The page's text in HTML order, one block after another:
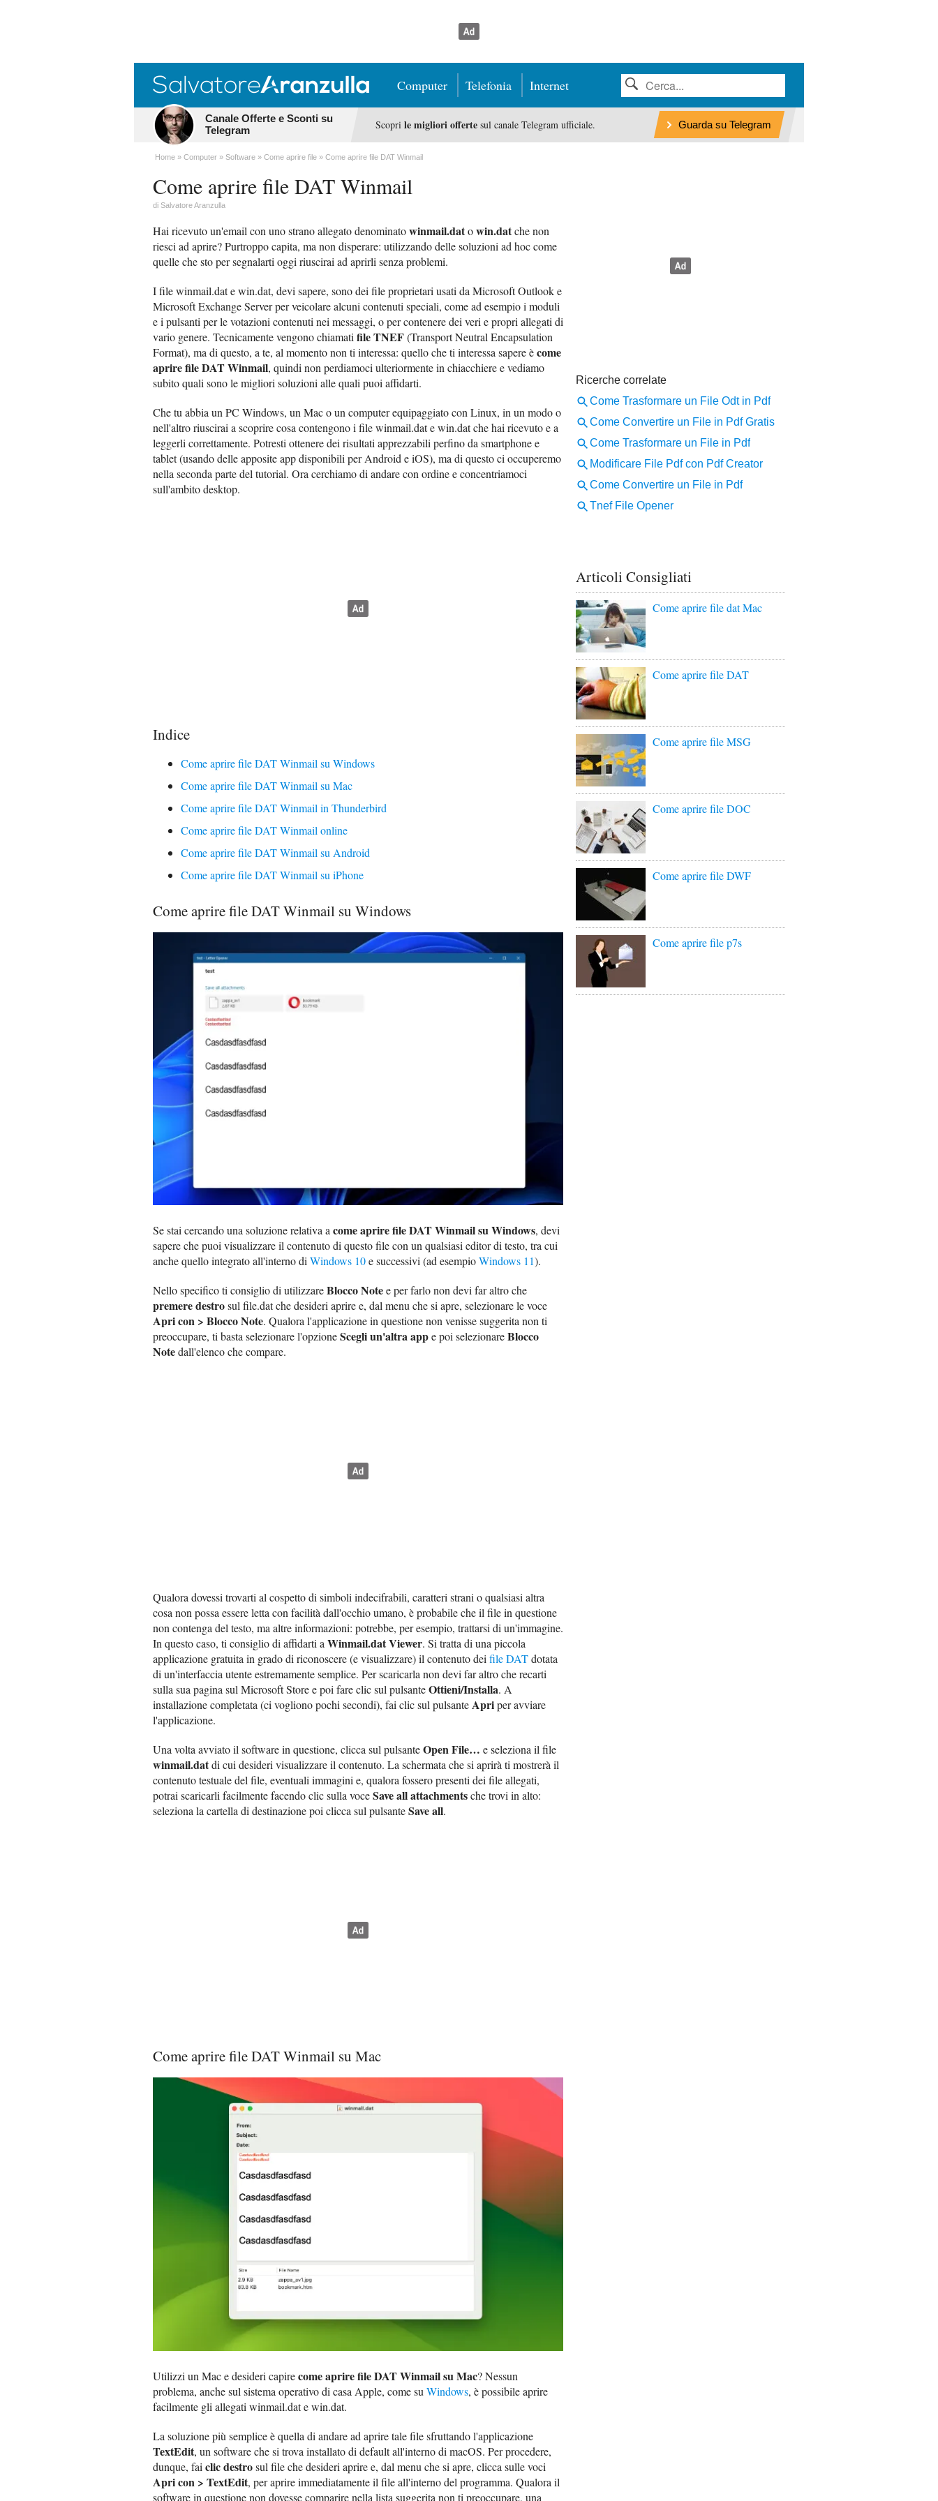
Computer Telefonia Internet
Canale Offerte e Sconti su
Telegram
Scopri le migliori offertesul canale Telegram ufficiale. Guarda su Telegram
Home Computer Software Come aprire file Come aprire file DAT Winmail
Come aprire file DAT Winmail
di Salvatore Aranzulla
Hai ricevuto un'email con uno strano allegato denominatowinmail.datowin.datche non
riesci ad aprire? Purtroppo capita, ma non disperare: utilizzando delle soluzioni ad hoc come
quelle che sto per segnalarti oggi riuscirai ad aprirli senza problemi.
I file winmail.dat e win.dat, devi sapere, sono dei file proprietari usati da Microsoft Outlook e
Microsoft Exchange Server per veicolare alcuni contenuti speciali, come ad esempio i moduli
e i pulsanti per le votazioni contenuti nei messaggi, o per contenere dei veri e propri allegati di
vario genere. Tecnicamente vengono chiamati file TNEF(Transport Neutral Encapsulation
Format), ma di questo, a te, al momento non ti interessa: quello che ti interessa sapere ècome
aprire file DAT Winmail, quindi non perdiamoci ulteriormente in chiacchiere e vediamo
subito quali sono le migliori soluzioni alle quali puoi affidarti.
Che tu abbia un PC Windows, un Mac o un computer equipaggiato con Linux, in un modo o
nell'altro riuscirai a scoprire cosa contengono i file winmail.dat e win.dat che hai ricevuto e a
leggerli correttamente. Potresti ottenere dei risultati apprezzabili perfino da smartphone e
tablet (usando delle apposite app disponibili per Android e iOS), ma di questo ci occuperemo
nella seconda parte del tutorial. Ora cerchiamo di andare con ordine e concentriamoci
sull'ambito desktop.
Indice
Come aprire file DAT Winmail su Windows
Come aprire file DAT Winmail su Mac
Come aprire file DAT Winmail in Thunderbird
Come aprire file DAT Winmail online
Come aprire file DAT Winmail su Android
Come aprire file DAT Winmail su iPhone
Come aprire file DAT Winmail su Windows
Se stai cercando una soluzione relativa acome aprire file DAT Winmail su Windows, devi
sapere che puoi visualizzare il contenuto di questo file con un qualsiasi editor di testo, tra cui
anche quello integrato all'interno diWindows 10e successivi (ad esempioWindows 11).
Nello specifico ti consiglio di utilizzareBlocco Notee per farlo non devi far altro che
premere destrosul file.dat che desideri aprire e, dal menu che si apre, selezionare le voce
Apri con > Blocco Note. Qualora l'applicazione in questione non venisse suggerita non ti
preoccupare, ti basta selezionare l'opzioneScegli un'altra appe poi selezionareBlocco
Notedall'elenco che compare.
Qualora dovessi trovarti al cospetto di simboli indecifrabili, caratteri strani o qualsiasi altra
cosa non possa essere letta con facilità dall'occhio umano, è probabile che il file in questione
non contenga del testo, ma altre informazioni: potrebbe, per esempio, trattarsi di un'immagine.
In questo caso, ti consiglio di affidarti aWinmail.dat Viewer. Si tratta di una piccola
applicazione gratuita in grado di riconoscere (e visualizzare) il contenuto deifile DATdotata
di un'interfaccia utente estremamente semplice. Per scaricarla non devi far altro che recarti
sulla sua pagina sul Microsoft Store e poi fare clic sul pulsanteOttieni/Installa. A
installazione completata (ci vogliono pochi secondi), fai clic sul pulsanteApriper avviare
l'applicazione.
Una volta avviato il software in questione, clicca sul pulsanteOpen File… e seleziona il file
winmail.datdi cui desideri visualizzare il contenuto. La schermata che si aprirà ti mostrerà il
contenuto testuale del file, eventuali immagini e, qualora fossero presenti dei file allegati,
potrai scaricarli facilmente facendo clic sulla voceSave all attachmentsche trovi in alto:
seleziona la cartella di destinazione poi clicca sul pulsanteSave all.
Come aprire file DAT Winmail su Mac
Utilizzi un Mac e desideri capirecome aprire file DAT Winmail su Mac? Nessun
problema, anche sul sistema operativo di casa Apple, come su Windows, è possibile aprire
facilmente gli allegati winmail.dat e win.dat.
La soluzione più semplice è quella di andare ad aprire tale file sfruttando l'applicazione
TextEdit, un software che si trova installato di default all'interno di macOS. Per procedere,
dunque, fai clic destrosul file che desideri aprire e, dal menu che si apre, clicca sulle voci
Apri con > TextEdit, per aprire immediatamente il file all'interno del programma. Qualora il
software in questione non dovesse comparire nella lista suggerita non ti preoccupare, una
Articoli Consigliati
Come aprire file dat Mac
Come aprire file DAT
Come aprire file MSG
Come aprire file DOC
Come aprire file DWF
Come aprire file p7s